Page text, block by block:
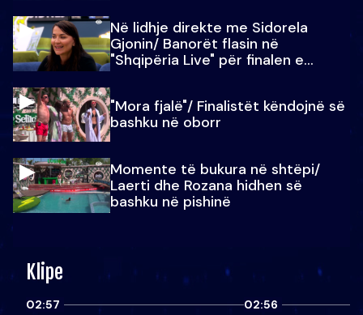
Në lidhje direkte me Sidorela
Gjonin/ Banorët flasin në
"Shqipëria Live" për finalen e
"Mora fjalë"/ Finalistët këndojnë së
bashku në oborr
Momente të bukura në shtëpi/
Laerti dhe Rozana hidhen së
bashku në pishinë
Klipe
02:57 02:56